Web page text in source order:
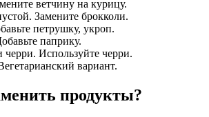
ветчину на курицу.
Замените брокколи.
петрушку, укроп.
паприку.
Используйте черри.
вариант.
продукты?